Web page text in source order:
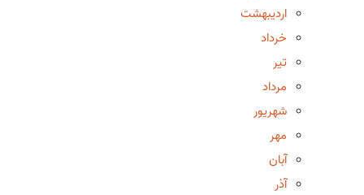
اردیبهشت
خرداد
تیر
مرداد
شهریور
مهر
آبان
آذر